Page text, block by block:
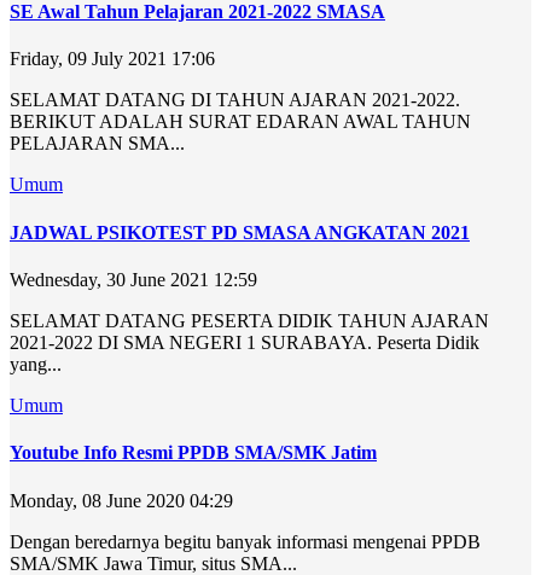
SE Awal Tahun Pelajaran 2021-2022 SMASA
Friday, 09 July 2021 17:06
SELAMAT DATANG DI TAHUN AJARAN 2021-2022.
BERIKUT ADALAH SURAT EDARAN AWAL TAHUN
PELAJARAN SMA...
Umum
JADWAL PSIKOTEST PD SMASA ANGKATAN 2021
Wednesday, 30 June 2021 12:59
SELAMAT DATANG PESERTA DIDIK TAHUN AJARAN
2021-2022 DI SMA NEGERI 1 SURABAYA. Peserta Didik
yang...
Umum
Youtube Info Resmi PPDB SMA/SMK Jatim
Monday, 08 June 2020 04:29
Dengan beredarnya begitu banyak informasi mengenai PPDB
SMA/SMK Jawa Timur, situs SMA...